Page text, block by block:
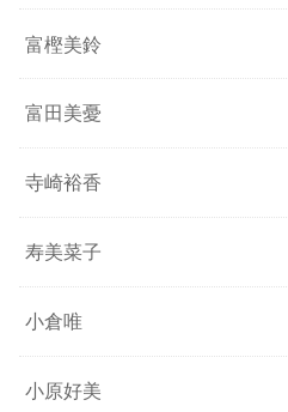
富樫美鈴
富田美憂
寺崎裕香
寿美菜子
小倉唯
小原好美